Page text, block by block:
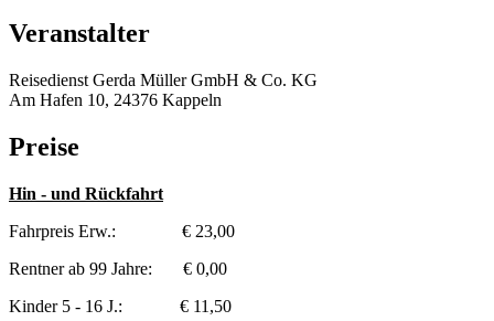
Veranstalter
Reisedienst Gerda Müller GmbH & Co. KG
Am Hafen 10, 24376 Kappeln
Preise
Hin - und Rückfahrt
Fahrpreis Erw.: € 23,00
Rentner ab 99 Jahre: € 0,00
Kinder 5 - 16 J.: € 11,50